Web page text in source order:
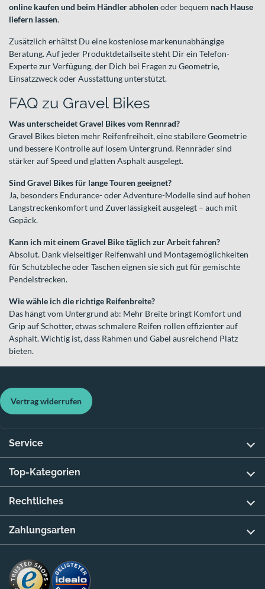
online kaufen und beim Händler abholenoder bequem nach Hause
liefern lassen.
Zusätzlich erhältst Du eine kostenlose markenunabhängige
Beratung. Auf jeder Produktdetailseite steht Dir ein Telefon-
Experte zur Verfügung, der Dich bei Fragen zu Geometrie,
Einsatzzweck oder Ausstattung unterstützt.
FAQ zu Gravel Bikes
Was unterscheidet Gravel Bikes vom Rennrad?
Gravel Bikes bieten mehr Reifenfreiheit, eine stabilere Geometrie
und bessere Kontrolle auf losem Untergrund. Rennräder sind
stärker auf Speed und glatten Asphalt ausgelegt.
Sind Gravel Bikes für lange Touren geeignet?
Ja, besonders Endurance- oder Adventure-Modelle sind auf hohen
Langstreckenkomfort und Zuverlässigkeit ausgelegt – auch mit
Gepäck.
Kann ich mit einem Gravel Bike täglich zur Arbeit fahren?
Absolut. Dank vielseitiger Reifenwahl und Montagemöglichkeiten
für Schutzbleche oder Taschen eignen sie sich gut für gemischte
Pendelstrecken.
Wie wähle ich die richtige Reifenbreite?
Das hängt vom Untergrund ab: Mehr Breite bringt Komfort und
Grip auf Schotter, etwas schmalere Reifen rollen effizienter auf
Asphalt. Wichtig ist, dass Rahmen und Gabel ausreichend Platz
bieten.
Vertrag widerrufen
Service
Top-Kategorien
Rechtliches
Zahlungsarten